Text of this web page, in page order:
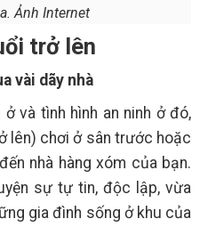
Ảnh Internet
trở lên
vài dãy nhà
và tình hình an ninh ở đó,
lên) chơi ở sân trước hoặc
nhà hàng xóm của bạn.
sự tự tin, độc lập, vừa
gia đình sống ở khu của